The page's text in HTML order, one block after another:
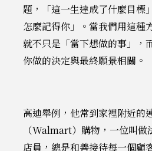
題，「這一生達成了什麼目標
怎麼記得你」。當我們用這種
就不只是「當下想做的事」，
你做的決定與最終願景相關。
高迪舉例，他常到家裡附近的
（Walmart）購物，一位叫
店員，總是和善接待每一個顧